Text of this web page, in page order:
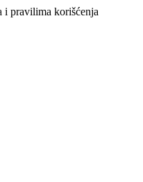
i pravilima korišćenja